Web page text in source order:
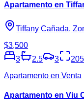
Apartamento en
Tiffany Cañada,
$3,500
3
2.5 3
Apartamento en Venta
Apartamento en Viu